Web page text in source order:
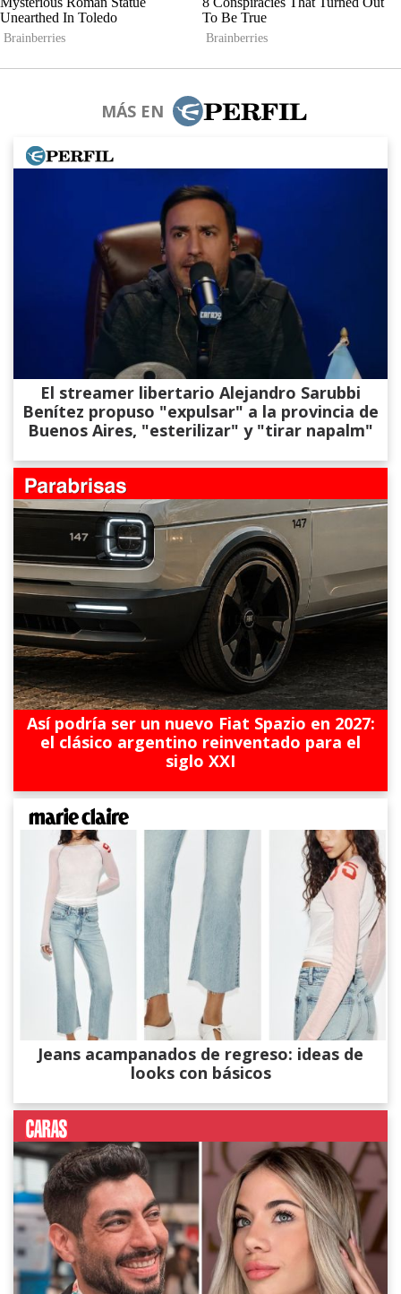
MÁS EN
El streamer libertario Alejandro Sarubbi
Benítez propuso "expulsar" a la provincia de
Buenos Aires, "esterilizar" y "tirar napalm"
Así podría ser un nuevo Fiat Spazio en 2027:
el clásico argentino reinventado para el
siglo XXI
Jeans acampanados de regreso: ideas de
looks con básicos